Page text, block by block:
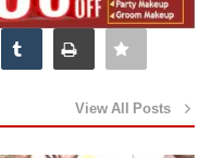
View All Posts